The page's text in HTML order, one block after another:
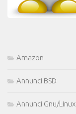
Amazon
Annunci BSD
Annunci Gnu/Linux